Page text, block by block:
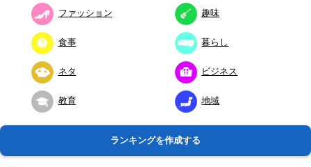
ファッション 趣味
食事 暮らし
ネタ ビジネス
教育 地域
ランキングを作成する